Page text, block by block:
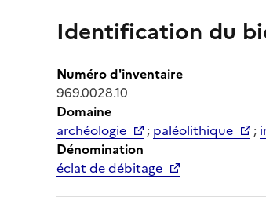
Identification du
Numéro d'inventaire
969.0028.10
Domaine
archéologie
; paléolithique ;
Dénomination
éclat de débitage